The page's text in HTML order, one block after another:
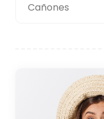
Cañones